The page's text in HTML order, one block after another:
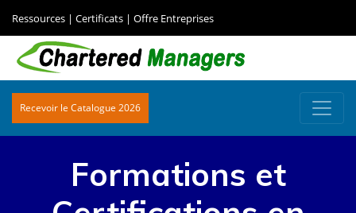
Ressources | Certificats | Offre Entreprises
Recevoir le Catalogue 2026
Formations et